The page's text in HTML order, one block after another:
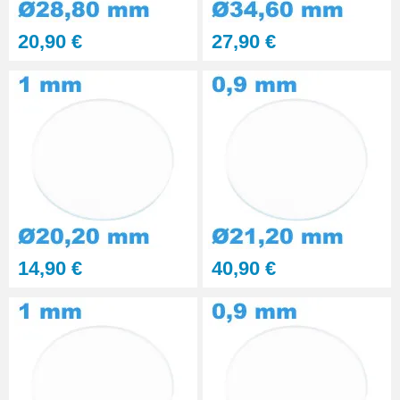
Kit polissage pâte diamantée
matériaux durs 6 seringues
Pince pour Changer un Verre de
41,90 €
20,90 € 27,90 €
14,90 € 40,90 €